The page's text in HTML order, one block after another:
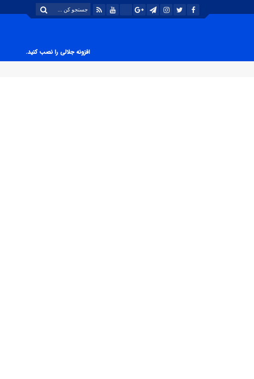
افزونه جلالی را نصب کنید.